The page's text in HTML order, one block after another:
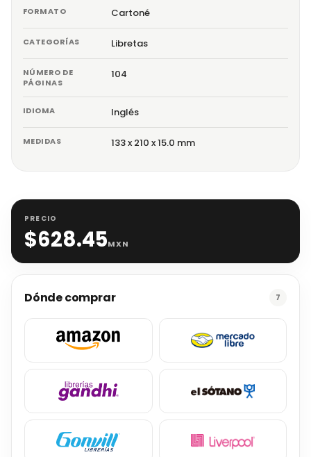
FORMATO Cartoné
CATEGORÍAS Libretas
NÚMERO DE
PÁGINAS
104
IDIOMA Inglés
MEDIDAS 133 x 210 x 15.0 mm
PRECIO
$628.45MXN
Dónde comprar 7